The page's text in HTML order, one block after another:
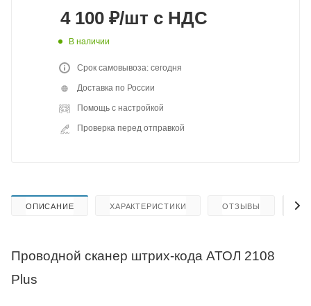
4 100 ₽/шт с НДС
В наличии
Срок самовывоза: сегодня
Доставка по России
Помощь с настройкой
Проверка перед отправкой
ОПИСАНИЕ ХАРАКТЕРИСТИКИ ОТЗЫВЫ
Проводной сканер штрих-кода АТОЛ 2108
Plus